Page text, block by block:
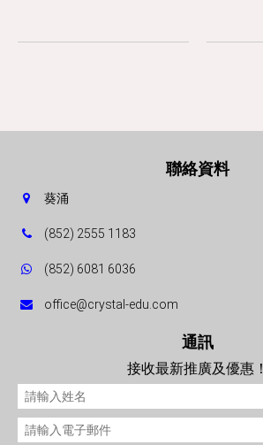
聯絡資料
葵涌
(852) 2555 1183
(852) 6081 6036
office@crystal-edu.com
通訊
接收最新推廣及優惠！